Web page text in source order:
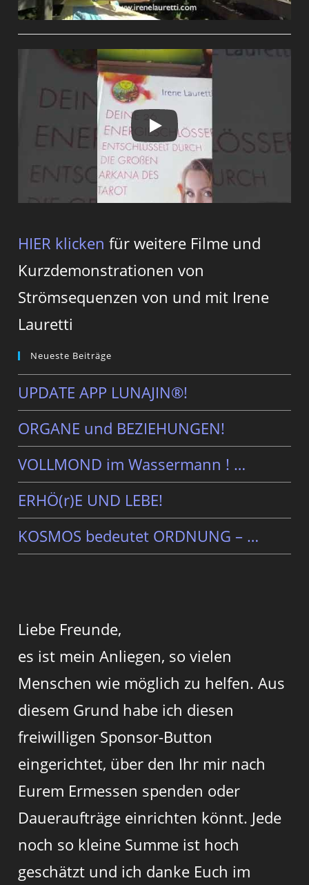
HIER klicken für weitere Filme und
Kurzdemonstrationen von
Strömsequenzen von und mit Irene
Lauretti
Neueste Beiträge
UPDATE APP LUNAJIN®!
ORGANE und BEZIEHUNGEN!
VOLLMOND im Wassermann ! …
ERHÖ(r)E UND LEBE!
KOSMOS bedeutet ORDNUNG – …
Liebe Freunde,
es ist mein Anliegen, so vielen
Menschen wie möglich zu helfen. Aus
diesem Grund habe ich diesen
freiwilligen Sponsor-Button
eingerichtet, über den Ihr mir nach
Eurem Ermessen spenden oder
Daueraufträge einrichten könnt. Jede
noch so kleine Summe ist hoch
geschätzt und ich danke Euch im